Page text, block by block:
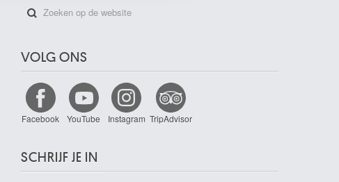
VOLG ONS
Facebook YouTube Instagram TripAdvisor
SCHRIJF JE IN